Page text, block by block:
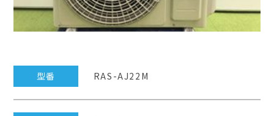
型番 RAS-AJ22M